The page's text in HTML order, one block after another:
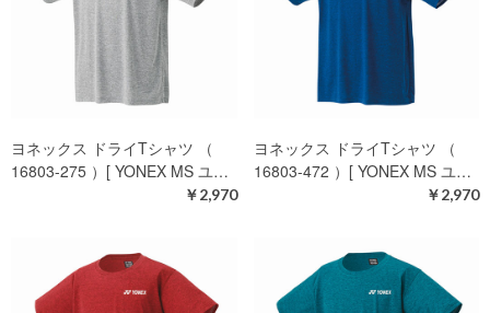
ヨネックス ドライTシャツ （
16803-275 ）[ YONEX MS ユ…
￥2,970
ヨネックス ドライTシャツ （
16803-472 ）[ YONEX MS ユ…
￥2,970